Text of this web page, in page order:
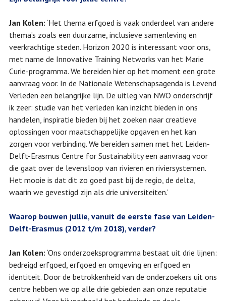
Jan Kolen: ‘Het thema erfgoed is vaak onderdeel van andere
thema’s zoals een duurzame, inclusieve samenleving en
veerkrachtige steden. Horizon 2020 is interessant voor ons,
met name de Innovative Training Networks van het Marie
Curie-programma. We bereiden hier op het moment een grote
aanvraag voor. In de Nationale Wetenschapsagenda is Levend
Verleden een belangrijke lijn. De uitleg van NWO onderschrijf
ik zeer: studie van het verleden kan inzicht bieden in ons
handelen, inspiratie bieden bij het zoeken naar creatieve
oplossingen voor maatschappelijke opgaven en het kan
zorgen voor verbinding. We bereiden samen met het Leiden-
Delft-Erasmus Centre for Sustainability een aanvraag voor
die gaat over de levensloop van rivieren en riviersystemen.
Het mooie is dat dit zo goed past bij de regio, de delta,
waarin we gevestigd zijn als drie universiteiten.’
Waarop bouwen jullie, vanuit de eerste fase van Leiden-
Delft-Erasmus (2012 t/m 2018), verder?
Jan Kolen: ‘Ons onderzoeksprogramma bestaat uit drie lijnen:
bedreigd erfgoed, erfgoed en omgeving en erfgoed en
identiteit. Door de betrokkenheid van de onderzoekers uit ons
centre hebben we op alle drie gebieden aan onze reputatie